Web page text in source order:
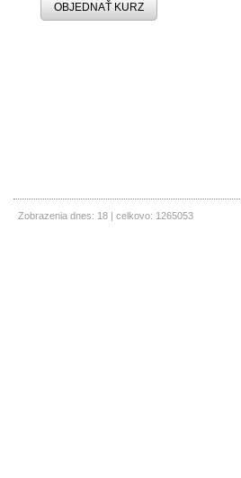
OBJEDNAŤ KURZ
Zobrazenia dnes: 18 | celkovo: 1265053